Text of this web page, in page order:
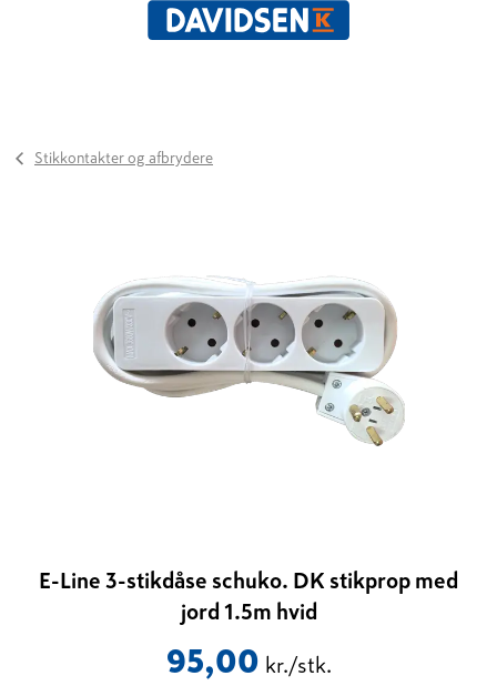
Stikkontakter og afbrydere
E-Line 3-stikdåse schuko. DK stikprop med
jord 1.5m hvid
95,00 kr./stk.